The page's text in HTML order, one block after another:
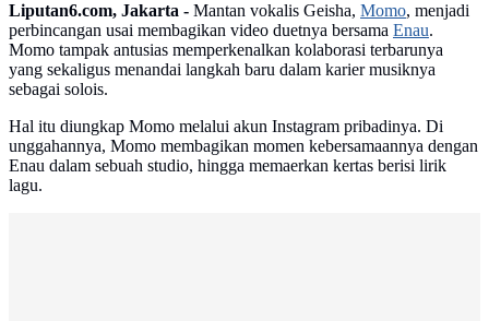
Liputan6.com, Jakarta - Mantan vokalis Geisha, Momo, menjadi
perbincangan usai membagikan video duetnya bersama Enau.
Momo tampak antusias memperkenalkan kolaborasi terbarunya
yang sekaligus menandai langkah baru dalam karier musiknya
sebagai solois.
Hal itu diungkap Momo melalui akun Instagram pribadinya. Di
unggahannya, Momo membagikan momen kebersamaannya dengan
Enau dalam sebuah studio, hingga memaerkan kertas berisi lirik
lagu.